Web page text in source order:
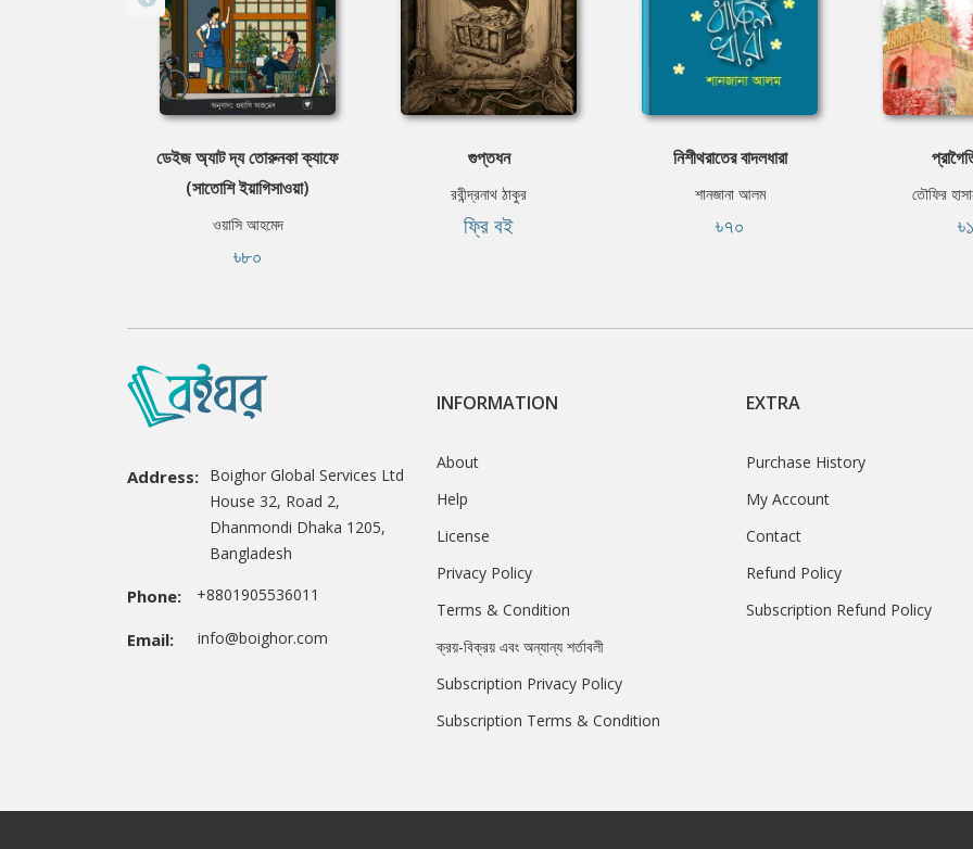
ডেইজ অ্যাট দ্য তোরুনকা ক্যাফে
(সাতোশি ইয়াগিসাওয়া)
ওয়াসি আহমেদ
৳৮০
গুপ্তধন
রবীন্দ্রনাথ ঠাকুর
ফ্রি বই
নিশীথরাতের বাদলধারা
শানজানা আলম
৳৭০
তৌফির
Address: Boighor Global Services Ltd
House 32, Road 2,
Dhanmondi Dhaka 1205,
Bangladesh
Phone: +8801905536011
Email: info@boighor.com
INFORMATION
About
Help
License
Privacy Policy
Terms & Condition
ক্রয়-বিক্রয় এবং অন্যান্য শর্তাবলী
Subscription Privacy Policy
Subscription Terms & Condition
EXTRA
Purchase History
My Account
Contact
Refund Policy
Subscription Refund Policy